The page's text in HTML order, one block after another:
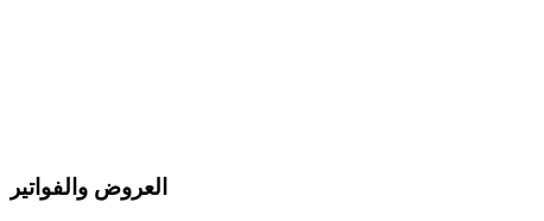
العروض والفواتير